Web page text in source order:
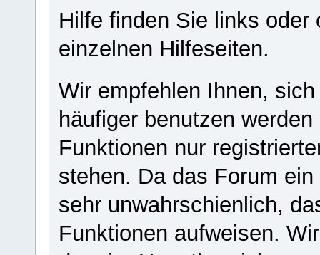
Hilfe finden Sie links
einzelnen Hilfeseiten.
Wir empfehlen Ihnen,
häufiger benutzen
Funktionen nur
stehen. Da das Forum
sehr unwahrschienlich,
Funktionen aufweisen.